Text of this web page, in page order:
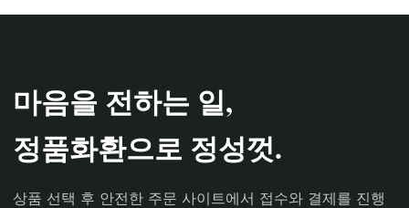
마음을 전하는 일,
정품화환으로 정성껏.
상품 선택 후 안전한 주문 사이트에서 접수와 결제를 진행